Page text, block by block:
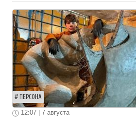
ПЕРСОНА
12:07 | 7 августа